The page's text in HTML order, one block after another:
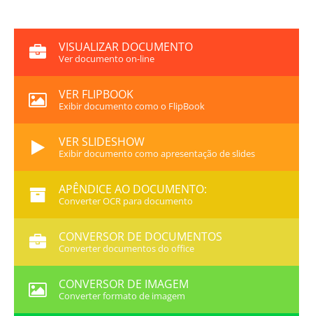
VISUALIZAR DOCUMENTO
Ver documento on-line
VER FLIPBOOK
Exibir documento como o FlipBook
VER SLIDESHOW
Exibir documento como apresentação de slides
APÊNDICE AO DOCUMENTO:
Converter OCR para documento
CONVERSOR DE DOCUMENTOS
Converter documentos do office
CONVERSOR DE IMAGEM
Converter formato de imagem